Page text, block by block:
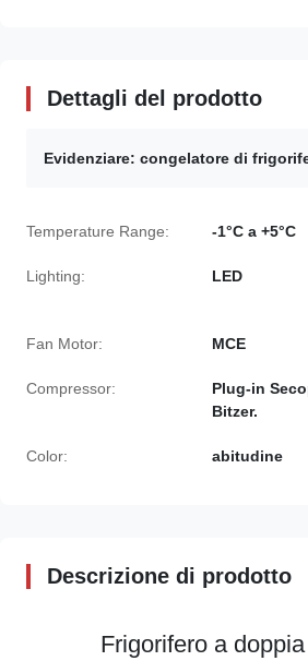
Dettagli del prodotto
Evidenziare: congelatore di
Temperature Range: -1°C a +5°C
Lighting: LED
Fan Motor: MCE
Compressor:
Plug-in
Bitzer.
Color: abitudine
Descrizione di prodotto
Frigorifero a